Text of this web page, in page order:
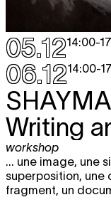
05.1214:00-
06.1214:00-
Writing
workshop
... une image, une
superposition, une
fragment, un